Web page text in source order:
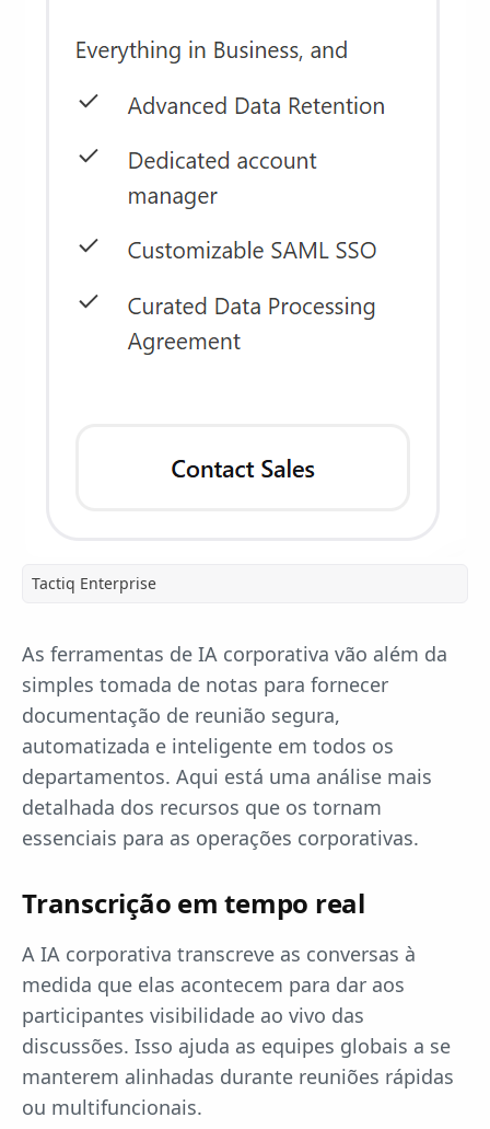
Tactiq Enterprise
As ferramentas de IA corporativa vão além da
simples tomada de notas para fornecer
documentação de reunião segura,
automatizada e inteligente em todos os
departamentos. Aqui está uma análise mais
detalhada dos recursos que os tornam
essenciais para as operações corporativas.
Transcrição em tempo real
A IA corporativa transcreve as conversas à
medida que elas acontecem para dar aos
participantes visibilidade ao vivo das
discussões. Isso ajuda as equipes globais a se
manterem alinhadas durante reuniões rápidas
ou multifuncionais.